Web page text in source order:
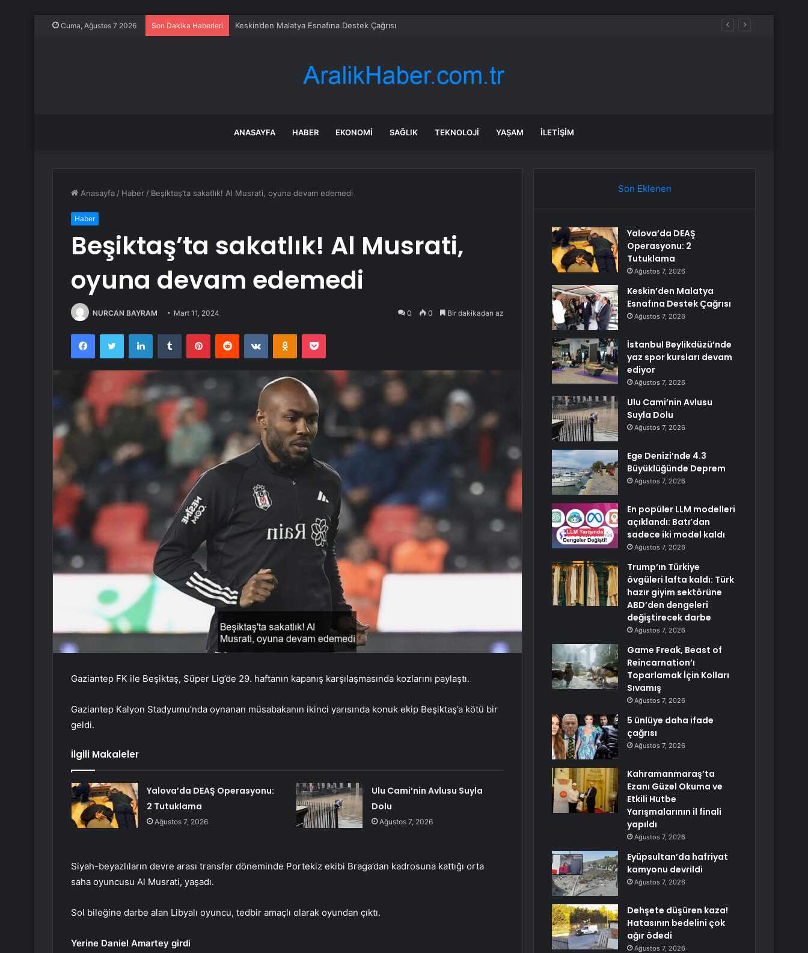
Cuma, Ağustos 7 2026 Son Dakika Haberleri Keskin’den Malatya Esnafına Destek Çağrısı
ANASAYFA HABER EKONOMI SAĞLIK TEKNOLOJI YAŞAM İLETIŞIM
Anasayfa / Haber / Beşiktaş’ta sakatlık! Al Musrati, oyuna devam edemedi
Haber
Beşiktaş’ta sakatlık! Al Musrati,
oyuna devam edemedi
NURCAN BAYRAM Mart 11, 2024 0 0 Bir dakikadan az
FacebookTwitter LinkedInTumblr PinterestReddit VKontakteOdnoklassniki
Pocket
Gaziantep FK ile Beşiktaş, Süper Lig’de 29. haftanın kapanış karşılaşmasında kozlarını paylaştı.
Gaziantep Kalyon Stadyumu’nda oynanan müsabakanın ikinci yarısında konuk ekip Beşiktaş’a kötü bir
geldi.
İlgili Makaleler
Yalova’da DEAŞ Operasyonu:
2 Tutuklama
Ağustos 7, 2026
Ulu Cami’nin Avlusu Suyla
Dolu
Ağustos 7, 2026
Siyah-beyazlıların devre arası transfer döneminde Portekiz ekibi Braga’dan kadrosuna kattığı orta
saha oyuncusu Al Musrati, yaşadı.
Sol bileğine darbe alan Libyalı oyuncu, tedbir amaçlı olarak oyundan çıktı.
Yerine Daniel Amartey girdi
Son Eklenen
Yalova’da DEAŞ
Operasyonu: 2
Tutuklama
Ağustos 7, 2026
Keskin’den Malatya
Esnafına Destek Çağrısı
Ağustos 7, 2026
İstanbul Beylikdüzü’nde
yaz spor kursları devam
ediyor
Ağustos 7, 2026
Ulu Cami’nin Avlusu
Suyla Dolu
Ağustos 7, 2026
Ege Denizi’nde 4.3
Büyüklüğünde Deprem
Ağustos 7, 2026
En popüler LLM modelleri
açıklandı: Batı’dan
sadece iki model kaldı
Ağustos 7, 2026
Trump’ın Türkiye
övgüleri lafta kaldı: Türk
hazır giyim sektörüne
ABD’den dengeleri
değiştirecek darbe
Ağustos 7, 2026
Game Freak, Beast of
Reincarnation’ı
Toparlamak İçin Kolları
Sıvamış
Ağustos 7, 2026
5 ünlüye daha ifade
çağrısı
Ağustos 7, 2026
Kahramanmaraş’ta
Ezanı Güzel Okuma ve
Etkili Hutbe
Yarışmalarının il finali
yapıldı
Ağustos 7, 2026
Eyüpsultan’da hafriyat
kamyonu devrildi
Ağustos 7, 2026
Dehşete düşüren kaza!
Hatasının bedelini çok
ağır ödedi
Ağustos 7, 2026